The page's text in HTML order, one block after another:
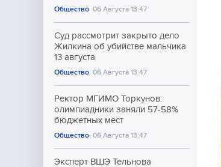
Общество 06 Августа 13:47
Суд рассмотрит закрыто дело
Жилкина об убийстве мальчика
13 августа
Общество 06 Августа 13:47
Ректор МГИМО Торкунов:
олимпиадники заняли 57-58%
бюджетных мест
Общество 06 Августа 13:47
Эксперт ВШЭ Тельнова